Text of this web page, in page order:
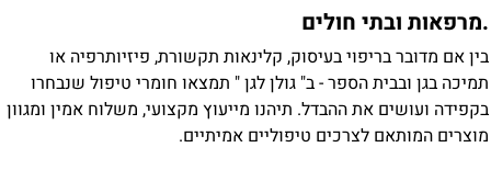
ובתי חולים
אם מדובר בריפוי בעיסוק, קלינאות תקשורת, פיזיותרפיה או
בגן ובבית הספר - ב" גולן לגן " תמצאו חומרי טיפול שנבחרו
ועושים את ההבדל. תיהנו מייעוץ מקצועי, משלוח אמין ומגוון
המותאם לצרכים טיפוליים אמיתיים.